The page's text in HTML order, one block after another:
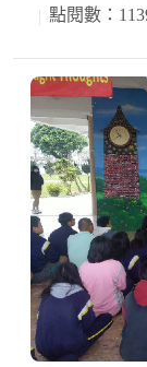
點閱數：